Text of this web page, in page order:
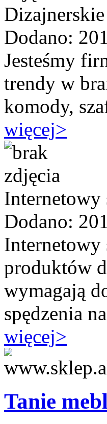
Dodano:
Jesteśmy
trendy w
komody,
więcej>
Internetowy
Dodano:
Internetowy
produktów
wymagają
spędzenia
więcej>
Tanie